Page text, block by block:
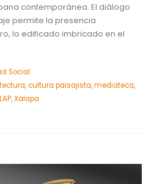
contemporánea. El diálogo
permite la presencia
lo edificado imbricado en el
Social
,cultura paisajista,mediateca,
,Xalapa